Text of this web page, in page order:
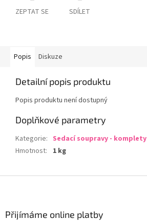
ZEPTAT SE SDÍLET
Popis Diskuze
Detailní popis produktu
Popis produktu není dostupný
Doplňkové parametry
Kategorie: Sedací soupravy - komplety
Hmotnost: 1 kg
Přijímáme online platby